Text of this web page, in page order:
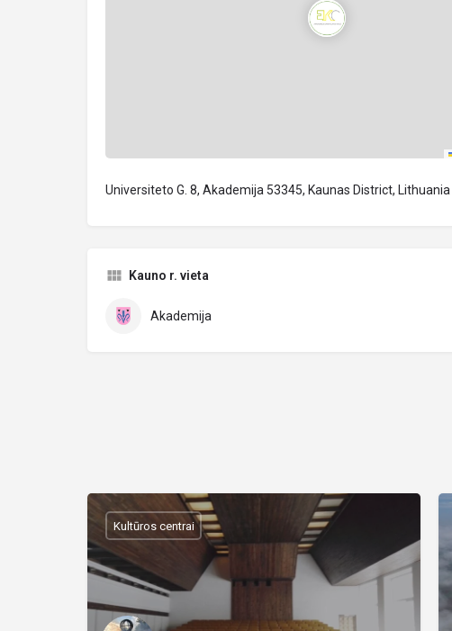
Universiteto G. 8, Akademija 53345, Kaunas District, Lithuania
Kauno r. vieta
Akademija
Kultūros centrai